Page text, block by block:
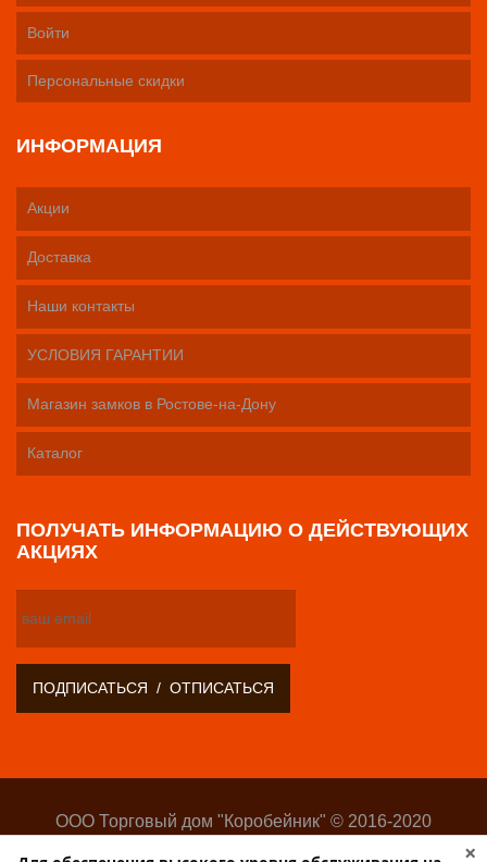
Войти
Персональные скидки
ИНФОРМАЦИЯ
Акции
Доставка
Наши контакты
УСЛОВИЯ ГАРАНТИИ
Магазин замков в Ростове-на-Дону
Каталог
ПОЛУЧАТЬ ИНФОРМАЦИЮ О ДЕЙСТВУЮЩИХ
АКЦИЯХ
ООО Торговый дом "Коробейник" © 2016-2020
×